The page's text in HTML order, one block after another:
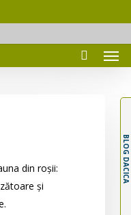
BLOG DACICA
din roșii:
și